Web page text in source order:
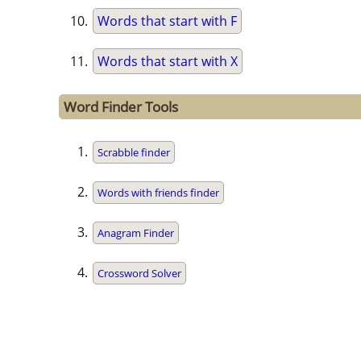
Words that start with F
Words that start with X
Word Finder Tools
Scrabble finder
Words with friends finder
Anagram Finder
Crossword Solver